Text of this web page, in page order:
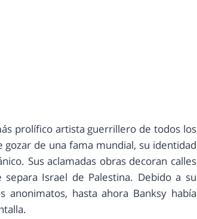
prolífico artista guerrillero de todos los
de una fama mundial, su identidad
Sus aclamadas obras decoran calles
Israel de Palestina. Debido a su
hasta ahora Banksy había